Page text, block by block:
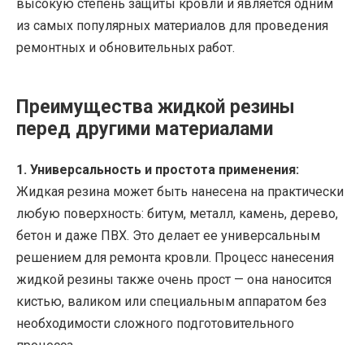
высокую степень защиты кровли и является одним
из самых популярных материалов для проведения
ремонтных и обновительных работ.
Преимущества жидкой резины
перед другими материалами
1. Универсальность и простота применения:
Жидкая резина может быть нанесена на практически
любую поверхность: битум, металл, камень, дерево,
бетон и даже ПВХ. Это делает ее универсальным
решением для ремонта кровли. Процесс нанесения
жидкой резины также очень прост — она наносится
кистью, валиком или специальным аппаратом без
необходимости сложного подготовительного